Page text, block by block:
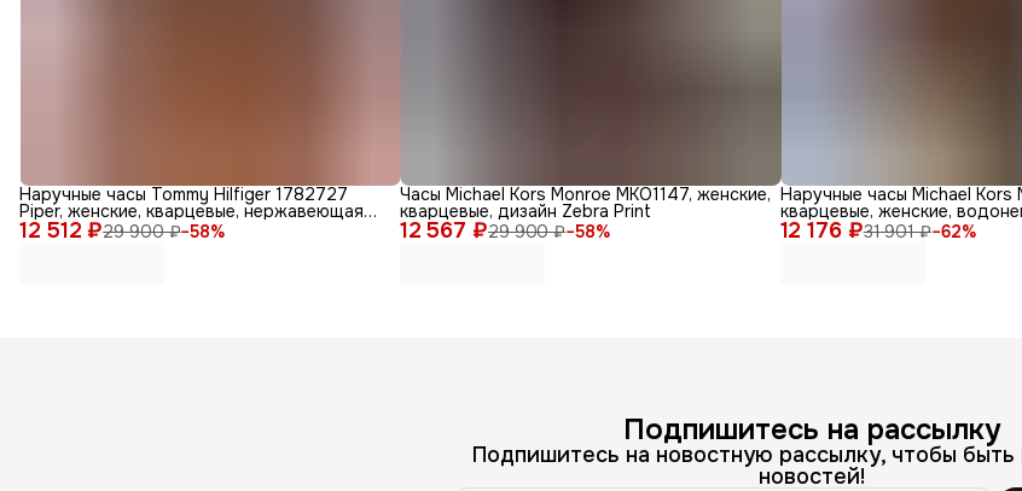
12 512 ₽29 900 ₽−58%
Наручные часы Tommy Hilfiger 1782727
Piper, женские, кварцевые, нержавеющая
сталь, диаметр 36мм 12 567 ₽29 900 ₽−58%
Часы Michael Kors Monroe MKO1147, женские,
кварцевые, дизайн Zebra Print
12 176 ₽31 901 ₽−62%
Наручные часы Michael Kors
кварцевые, женские,
дизайн
Подпишитесь на рассылку
Подпишитесь на новостную рассылку, чтобы быть
новостей!